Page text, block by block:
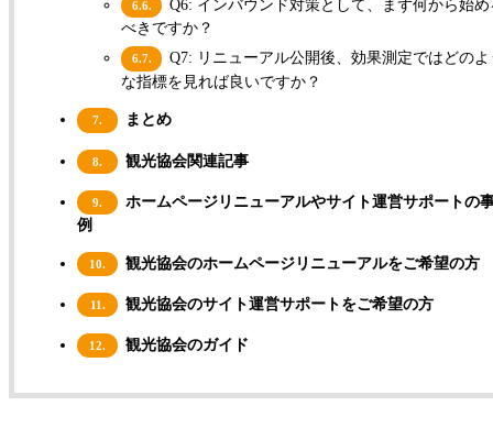
6.6.
Q6: インバウンド対策として、まず何から始め
べきですか？
6.7.
Q7: リニューアル公開後、効果測定ではどのよ
な指標を見れば良いですか？
7. まとめ
8. 観光協会関連記事
9.
ホームページリニューアルやサイト運営サポートの
例
10. 観光協会のホームページリニューアルをご希望の方
11. 観光協会のサイト運営サポートをご希望の方
12. 観光協会のガイド